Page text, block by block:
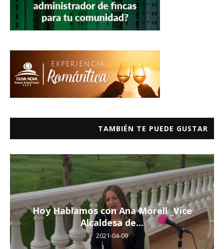
TAMBIÉN TE PUEDE GUSTAR
Hoy Hablamos con Ana Morell _Vice
Alcaldesa de...
2021-04-09